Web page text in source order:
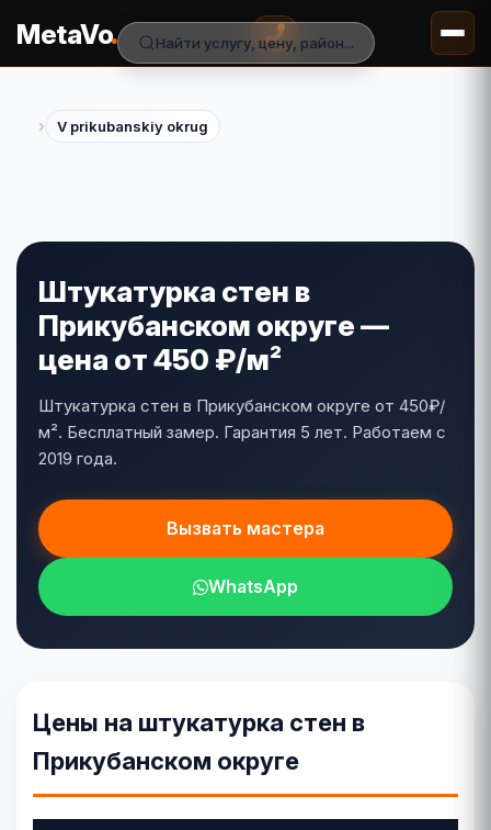
MetaVo.
› V prikubanskiy okrug
Штукатурка стен в
Прикубанском округе —
цена от 450 ₽/м²
Штукатурка стен в Прикубанском округе от 450₽/
м². Бесплатный замер. Гарантия 5 лет. Работаем с
2019 года.
Вызвать мастера
WhatsApp
Цены на штукатурка стен в
Прикубанском округе
Найти услугу, цену, район...